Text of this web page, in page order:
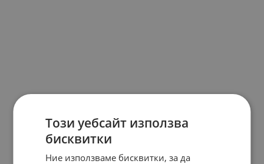
Този уебсайт използва
бисквитки
Ние използваме бисквитки, за да